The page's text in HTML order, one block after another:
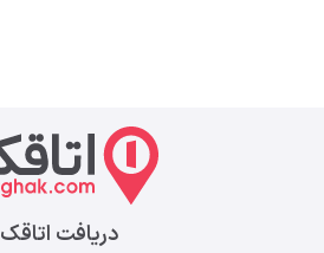
دریافت اتاقک